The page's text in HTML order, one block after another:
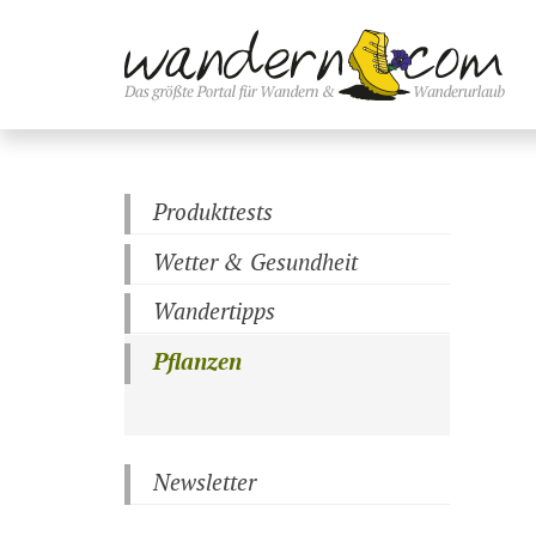
Produkttests
Wetter & Gesundheit
Wandertipps
Pflanzen
Newsletter